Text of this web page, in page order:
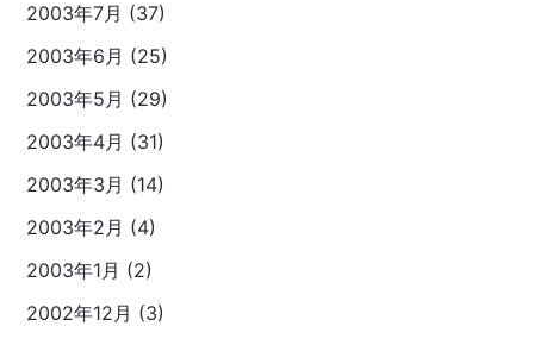
2003年7月 (37)
2003年6月 (25)
2003年5月 (29)
2003年4月 (31)
2003年3月 (14)
2003年2月 (4)
2003年1月 (2)
2002年12月 (3)